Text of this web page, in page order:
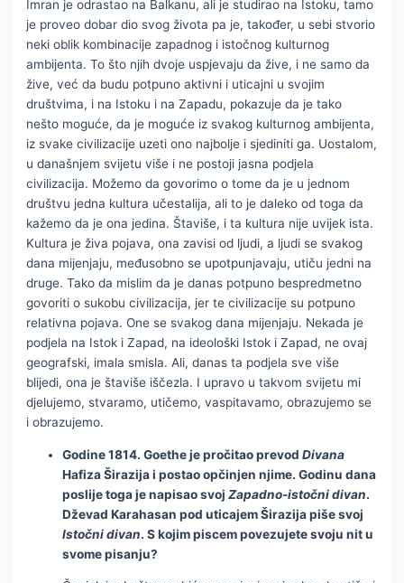
Imran je odrastao na Balkanu, ali je studirao na Istoku, tamo
je proveo dobar dio svog života pa je, također, u sebi stvorio
neki oblik kombinacije zapadnog i istočnog kulturnog
ambijenta. To što njih dvoje uspjevaju da žive, i ne samo da
žive, već da budu potpuno aktivni i uticajni u svojim
društvima, i na Istoku i na Zapadu, pokazuje da je tako
nešto moguće, da je moguće iz svakog kulturnog ambijenta,
iz svake civilizacije uzeti ono najbolje i sjediniti ga. Uostalom,
u današnjem svijetu više i ne postoji jasna podjela
civilizacija. Možemo da govorimo o tome da je u jednom
društvu jedna kultura učestalija, ali to je daleko od toga da
kažemo da je ona jedina. Štaviše, i ta kultura nije uvijek ista.
Kultura je živa pojava, ona zavisi od ljudi, a ljudi se svakog
dana mijenjaju, međusobno se upotpunjavaju, utiču jedni na
druge. Tako da mislim da je danas potpuno bespredmetno
govoriti o sukobu civilizacija, jer te civilizacije su potpuno
relativna pojava. One se svakog dana mijenjaju. Nekada je
podjela na Istok i Zapad, na ideološki Istok i Zapad, ne ovaj
geografski, imala smisla. Ali, danas ta podjela sve više
blijedi, ona je štaviše iščezla. I upravo u takvom svijetu mi
djelujemo, stvaramo, utičemo, vaspitavamo, obrazujemo se
i obrazujemo.
Godine 1814. Goethe je pročitao prevodDivana
Hafiza Širazija i postao opčinjen njime. Godinu dana
poslije toga je napisao svojZapadno-istočni divan.
Dževad Karahasan pod uticajem Širazija piše svoj
Istočni divan. S kojim piscem povezujete svoju nit u
svome pisanju?